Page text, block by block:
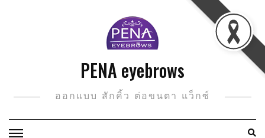
PENA eyebrows
ออกแบบ สักคิ้ว ต่อขนตา แว็กซ์